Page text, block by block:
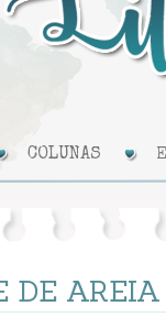
COLUNAS
DE